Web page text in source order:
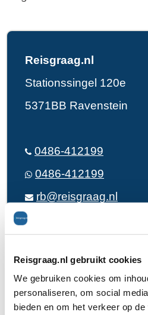
Reisgraag.nl gebruikt cookies
We gebruiken cookies om
personaliseren, om social
bieden en om het verkeer op
Reisgraag.nl
Stationssingel 120e
5371BB Ravenstein
0486-412199
0486-412199
rb@reisgraag.nl
Aangesloten bij